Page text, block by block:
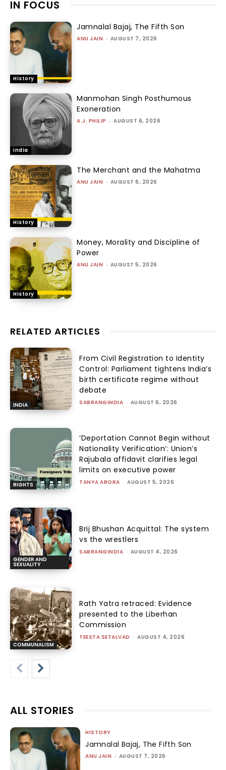
IN FOCUS
History
Jamnalal Bajaj, The Fifth Son
ANU JAIN - AUGUST 7, 2026
India
Manmohan Singh Posthumous
Exoneration
A.J. PHILIP - AUGUST 6, 2026
History
The Merchant and the Mahatma
ANU JAIN - AUGUST 6, 2026
History
Money, Morality and Discipline of
Power
ANU JAIN - AUGUST 5, 2026
RELATED ARTICLES
INDIA
From Civil Registration to Identity
Control: Parliament tightens India’s
birth certificate regime without
debate
SABRANGINDIA - AUGUST 6, 2026
RIGHTS
‘Deportation Cannot Begin without
Nationality Verification’: Union’s
Rajubala affidavit clarifies legal
limits on executive power
TANYA ARORA - AUGUST 5, 2026
GENDER AND
SEXUALITY
Brij Bhushan Acquittal: The system
vs the wrestlers
SABRANGINDIA - AUGUST 4, 2026
COMMUNALISM
Rath Yatra retraced: Evidence
presented to the Liberhan
Commission
TEESTA SETALVAD - AUGUST 4, 2026
ALL STORIES
HISTORY
Jamnalal Bajaj, The Fifth Son
ANU JAIN - AUGUST 7, 2026